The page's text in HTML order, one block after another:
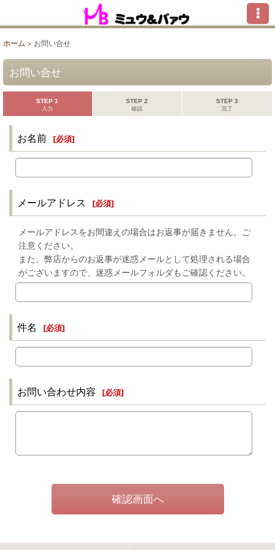
ホーム > お問い合せ
お問い合せ
STEP 1
入力
STEP 2
確認
STEP 3
完了
お名前 [必須]
メールアドレス [必須]
メールアドレスをお間違えの場合はお返事が届きません。ご
注意ください。
また、弊店からのお返事が迷惑メールとして処理される場合
がございますので、迷惑メールフォルダもご確認ください。
件名 [必須]
お問い合わせ内容 [必須]
確認画面へ